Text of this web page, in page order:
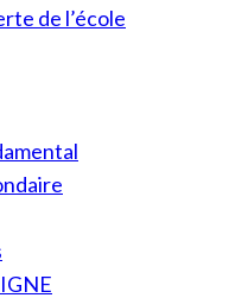
de l’école